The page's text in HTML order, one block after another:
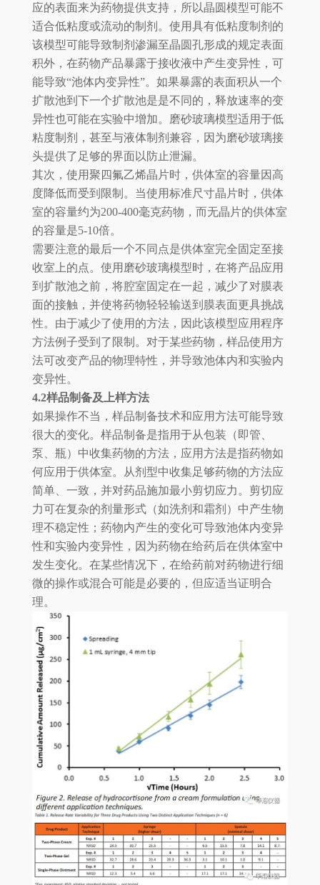
应的表面来为药物提供支持，所以晶圆模型可能不
适合低粘度或流动的制剂。使用具有低粘度制剂的
该模型可能导致制剂渗漏至晶圆孔形成的规定表面
积外，在药物产品暴露于接收液中产生变异性，可
能导致“池体内变异性”。如果暴露的表面积从一个
扩散池到下一个扩散池是是不同的，释放速率的变
异性也可能在实验中增加。磨砂玻璃模型适用于低
粘度制剂，甚至与液体制剂兼容，因为磨砂玻璃接
头提供了足够的界面以防止泄漏。
其次，使用聚四氟乙烯晶片时，供体室的容量因高
度降低而受到限制。当使用标准尺寸晶片时，供体
室的容量约为200-400毫克药物，而无晶片的供体室
的容量是5-10倍。
需要注意的最后一个不同点是供体室完全固定至接
收室上的点。使用磨砂玻璃模型时，在将产品应用
到扩散池之前，将腔室固定在一起，减少了对膜表
面的接触，并使将药物轻轻输送到膜表面更具挑战
性。由于减少了使用的方法，因此该模型应用程序
方法例子受到了限制。对于某些药物，样品使用方
法可改变产品的物理特性，并导致池体内和实验内
变异性。
4.2样品制备及上样方法
如果操作不当，样品制备技术和应用方法可能导致
很大的变化。样品制备是指用于从包装（即管、
泵、瓶）中收集药物的方法，应用方法是指药物如
何应用于供体室。从剂型中收集足够药物的方法应
简单、一致，并对药品施加最小剪切应力。剪切应
力可在复杂的剂量形式（如洗剂和霜剂）中产生物
理不稳定性；药物内产生的变化可导致池体内变异
性和实验内变异性，因为药物在给药后在供体室中
发生变化。在某些情况下，在给药前对药物进行细
微的操作或混合可能是必要的，但应适当证明合
理。